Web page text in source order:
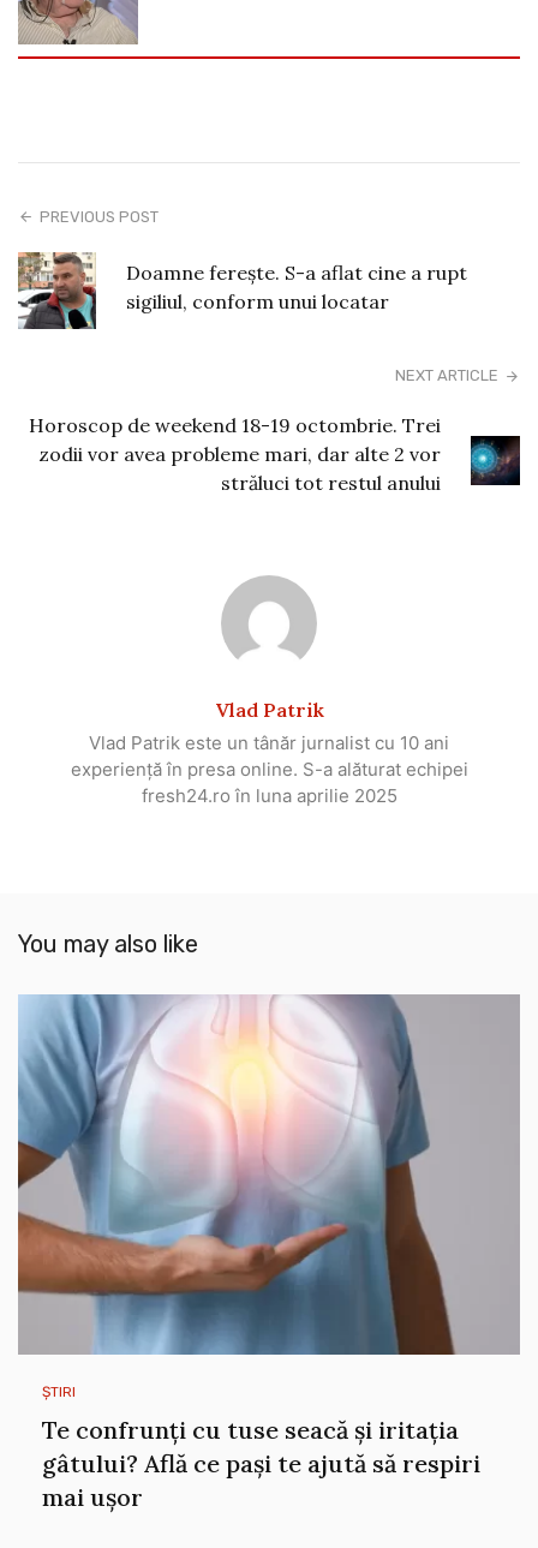
PREVIOUS POST
Doamne ferește. S-a aflat cine a rupt
sigiliul, conform unui locatar
NEXT ARTICLE
Horoscop de weekend 18-19 octombrie. Trei
zodii vor avea probleme mari, dar alte 2 vor
străluci tot restul anului
Vlad Patrik
Vlad Patrik este un tânăr jurnalist cu 10 ani
experiență în presa online. S-a alăturat echipei
fresh24.ro în luna aprilie 2025
You may also like
ȘTIRI
Te confrunți cu tuse seacă și iritația
gâtului? Află ce pași te ajută să respiri
mai ușor